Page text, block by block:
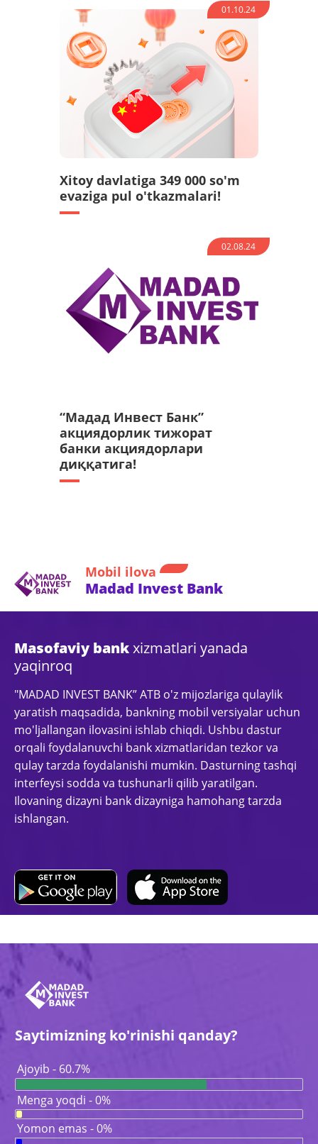
01.10.24
Xitoy davlatiga 349 000 so'm
evaziga pul o'tkazmalari!
02.08.24
“Мадад Инвест Банк”
акциядорлик тижорат
банки акциядорлари
диққатига!
Mobil ilova
Madad Invest Bank
Masofaviy bankxizmatlari yanada
yaqinroq
"MADAD INVEST BANK” ATB o'z mijozlariga qulaylik
yaratish maqsadida, bankning mobil versiyalar uchun
mo'ljallangan ilovasini ishlab chiqdi. Ushbu dastur
orqali foydalanuvchi bank xizmatlaridan tezkor va
qulay tarzda foydalanishi mumkin. Dasturning tashqi
interfeysi sodda va tushunarli qilib yaratilgan.
Ilovaning dizayni bank dizayniga hamohang tarzda
ishlangan.
Saytimizning ko'rinishi qanday?
Ajoyib - 60.7%
Menga yoqdi - 0%
Yomon emas - 0%